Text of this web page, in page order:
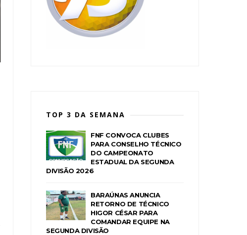
TOP 3 DA SEMANA
FNF CONVOCA CLUBES
PARA CONSELHO TÉCNICO
DO CAMPEONATO
ESTADUAL DA SEGUNDA
DIVISÃO 2026
BARAÚNAS ANUNCIA
RETORNO DE TÉCNICO
HIGOR CÉSAR PARA
COMANDAR EQUIPE NA
SEGUNDA DIVISÃO